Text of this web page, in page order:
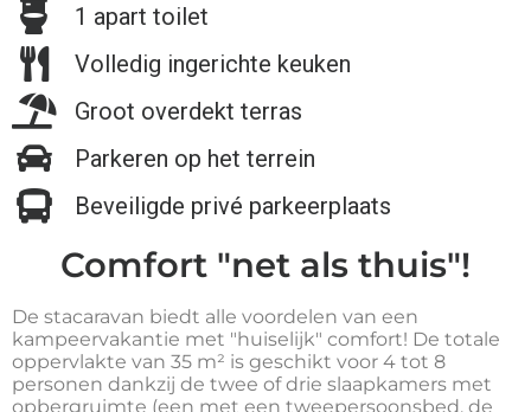
1 apart toilet
Volledig ingerichte keuken
Groot overdekt terras
Parkeren op het terrein
Beveiligde privé parkeerplaats
Comfort "net als thuis"!
De stacaravan biedt alle voordelen van een
kampeervakantie met "huiselijk" comfort! De totale
oppervlakte van 35 m² is geschikt voor 4 tot 8
personen dankzij de twee of drie slaapkamers met
opbergruimte (een met een tweepersoonsbed, de